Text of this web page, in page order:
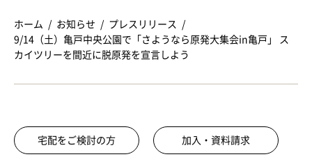
ホーム お知らせ
プレスリリース
9/14（土）亀戸中央公園で「さようなら原発大集会in亀戸」 ス
カイツリーを間近に脱原発を宣言しよう
宅配をご検討の方 加入・資料請求